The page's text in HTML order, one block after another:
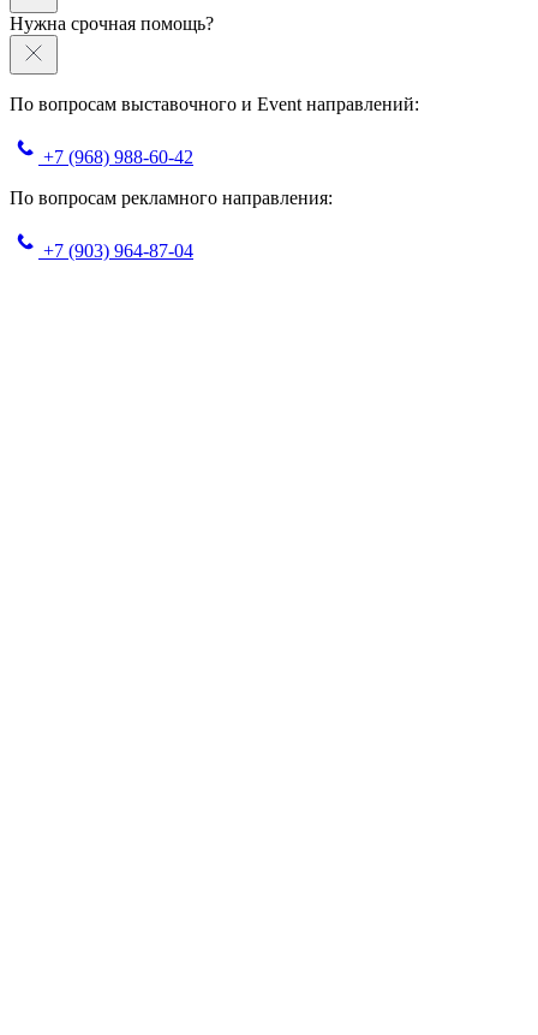
Нужна срочная помощь?
По вопросам выставочного и Event направлений:
+7 (968) 988-60-42
По вопросам рекламного направления:
+7 (903) 964-87-04